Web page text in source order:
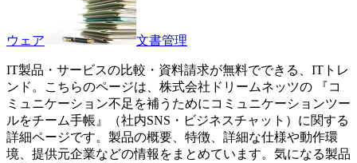
ウェア 文書管理
IT製品・サービスの比較・資料請求が無料でできる、ITトレ
ンド。こちらのページは、 株式会社ドリームネッツの 『コ
ミュニケーション不足を補うためにコミュニケーションツー
ルをチーム手帳 』（社内SNS・ビジネスチャット ）に関する
詳細ページです。製品の概要、特徴、詳細な仕様や動作環
境、提供元企業などの情報をまとめています。気になる製品